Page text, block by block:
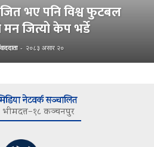
भए पनि विश्व फुटबल
जित्यो केप भर्डे
- २०८३ असार २०
नेटवर्क सञ्चालित
भीमदत्त–१८ कञ्चनपुर